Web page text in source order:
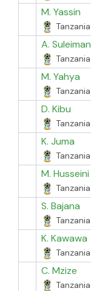
M. Yassin
Tanzania
A. Suleiman
Tanzania
M. Yahya
Tanzania
D. Kibu
Tanzania
K. Juma
Tanzania
M. Husseini
Tanzania
S. Bajana
Tanzania
K. Kawawa
Tanzania
C. Mzize
Tanzania